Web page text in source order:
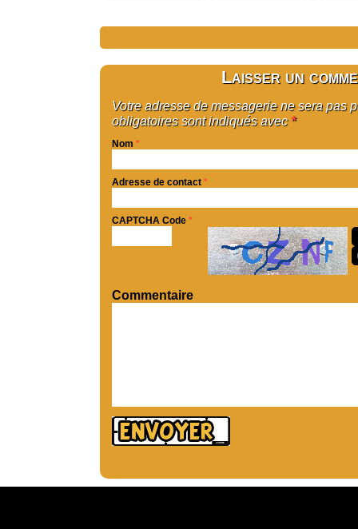
Laisser un
Votre adresse de messagerie ne sera pas
obligatoires sont indiqués avec *
Nom *
Adresse de contact *
CAPTCHA Code *
Commentaire